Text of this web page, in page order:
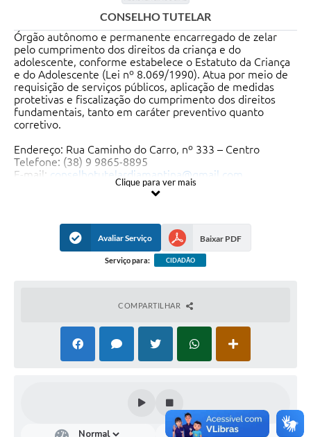
CONSELHO TUTELAR
Órgão autônomo e permanente encarregado de zelar
pelo cumprimento dos direitos da criança e do
adolescente, conforme estabelece o Estatuto da Criança
e do Adolescente (Lei nº 8.069/1990). Atua por meio de
requisição de serviços públicos, aplicação de medidas
protetivas e fiscalização do cumprimento dos direitos
fundamentais, tanto em caráter preventivo quanto
corretivo.
Endereço: Rua Caminho do Carro, nº 333 – Centro
Telefone: (38) 9 9865-8895
E-mail: conselhotutelardiamantina@gmail.com
Atendimento: Segunda a sexta-feira, das 08h às 17h
Plantão: 24 horas via telefone celular (em regime de
Clique para ver mais
Avaliar Serviço Baixar PDF
Serviço para: CIDADÃO
COMPARTILHAR